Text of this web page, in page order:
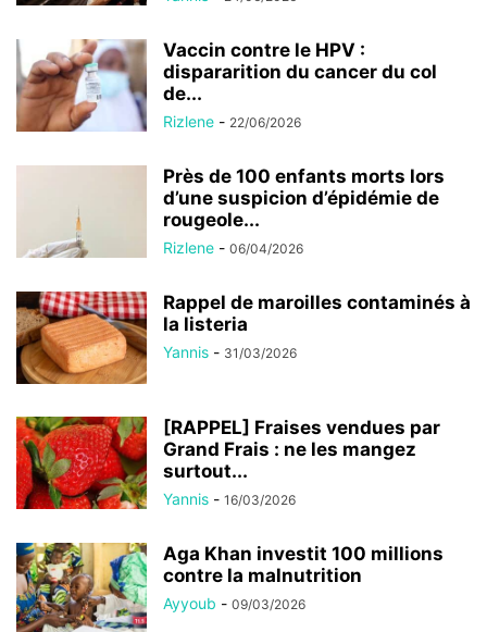
Vaccin contre le HPV :
dispararition du cancer du col
de...
Rizlene - 22/06/2026
Près de 100 enfants morts lors
d’une suspicion d’épidémie de
rougeole...
Rizlene - 06/04/2026
Rappel de maroilles contaminés à
la listeria
Yannis - 31/03/2026
[RAPPEL] Fraises vendues par
Grand Frais : ne les mangez
surtout...
Yannis - 16/03/2026
Aga Khan investit 100 millions
contre la malnutrition
Ayyoub - 09/03/2026